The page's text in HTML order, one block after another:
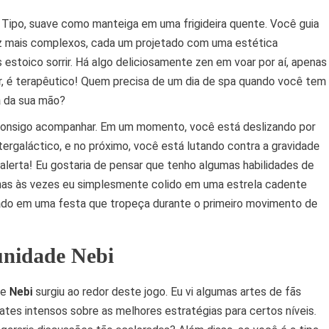
suave como manteiga em uma frigideira quente. Você guia
complexos, cada um projetado com uma estética
sorrir. Há algo deliciosamente zen em voar por aí, apenas
terapêutico! Quem precisa de um dia de spa quando você tem
sua mão?
acompanhar. Em um momento, você está deslizando por
e no próximo, você está lutando contra a gravidade
Eu gostaria de pensar que tenho algumas habilidades de
às vezes eu simplesmente colido em uma estrela cadente
em uma festa que tropeça durante o primeiro movimento de
Nebi
Nebi surgiu ao redor deste jogo. Eu vi algumas artes de fãs
intensos sobre as melhores estratégias para certos níveis.